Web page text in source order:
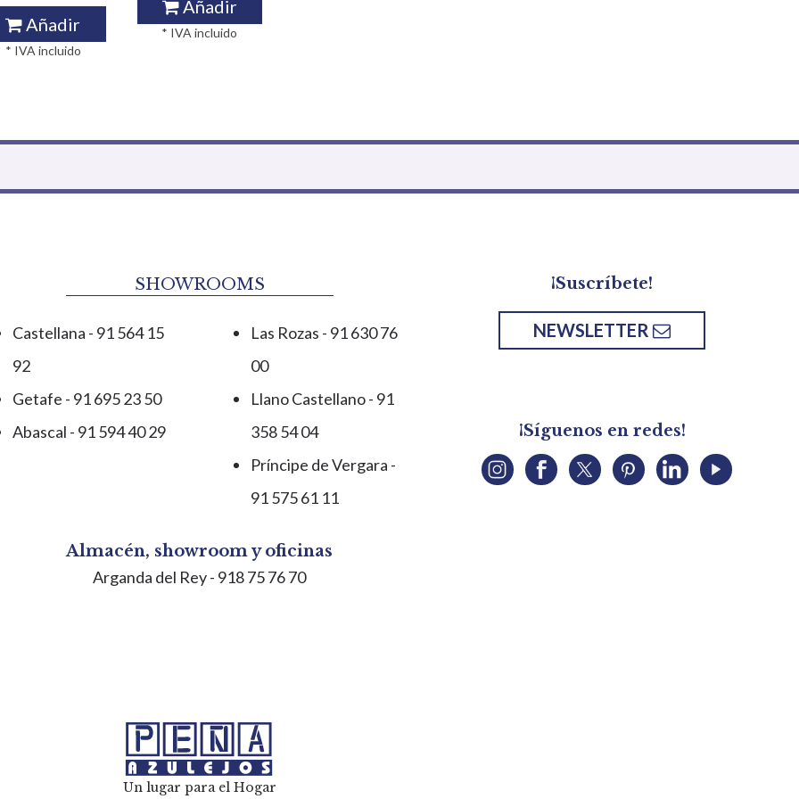
Añadir
* IVA incluido
Añadir
* IVA incluido
SHOWROOMS
Castellana - 91 564 15
92
Getafe - 91 695 23 50
Abascal - 91 594 40 29
Las Rozas - 91 630 76
00
Llano Castellano - 91
358 54 04
Príncipe de Vergara -
91 575 61 11
Almacén, showroom y oficinas
Arganda del Rey- 918 75 76 70
¡Suscríbete!
NEWSLETTER
¡Síguenos en redes!
Un lugar para el Hogar